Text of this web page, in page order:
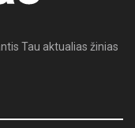
Tau aktualias žinias